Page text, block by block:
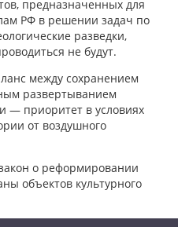
предназначенных для
РФ в решении задач по
разведки,
не будут.
между сохранением
развертыванием
— приоритет в условиях
от воздушного
о реформировании
объектов культурного